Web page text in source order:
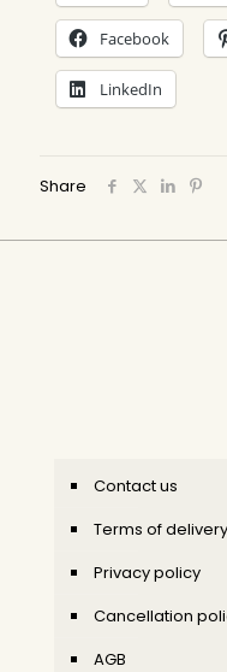
Facebook
LinkedIn
Share
Contact us
Terms of
Privacy policy
Cancellation
AGB